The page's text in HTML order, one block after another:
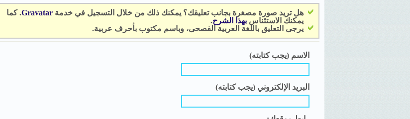
هل تريد صورة مصغرة بجانب تعليقك؟ يمكنك ذلك من خلال التسجيل في خدمة Gravatar. كما
يمكنك الاستئناس بهذا الشرح.
يرجى التعليق باللغة العربية الفصحى، وباسم مكتوب بأحرف عربية.
الاسم (يجب كتابته)
البريد الإلكتروني (يجب كتابته)